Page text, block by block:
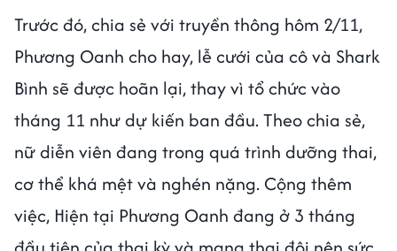
Trước đó, chia sẻ với truyền thông hôm 2/11,
Phương Oanh cho hay, lễ cưới của cô và Shark
Bình sẽ được hoãn lại, thay vì tổ chức vào
tháng 11 như dự kiến ban đầu.Theo chia sẻ,
nữ diễn viên đang trong quá trình dưỡng thai,
cơ thể khá mệt và nghén nặng. Cộng thêm
việc, Hiện tại Phương Oanh đang ở 3 tháng